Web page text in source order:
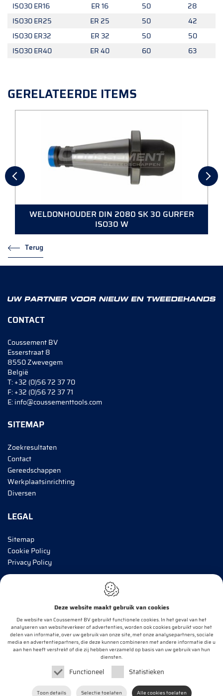
ISO30 ER16
ER 16 50
28
ISO30 ER25
ER 25 50
42
ISO30 ER32
ER 32 50
50
ISO30 ER40
ER 40 60 63
GERELATEERDE ITEMS
WELDONHOUDER DIN 2080 SK 30 GURFER
ISO30 W
Terug
CONTACT
Coussement BV
Esserstraat 8
8550 Zwevegem
België
T:+32 (0)56 72 37 70
F:+32 (0)56 72 37 71
E:info@coussementtools.com
SITEMAP
Zoekresultaten
Contact
Gereedschappen
Werkplaatsinrichting
Diversen
LEGAL
Sitemap
Cookie Policy
Privacy Policy
BRENG MIJ OP DE HOOGTE!
E-mail*
OK
IDcreation2020
Deze website maakt gebruik van cookies
De website van Coussement BV gebruikt functionele cookies. In het geval van het
analyseren van websiteverkeer of advertenties, worden ook cookies gebruikt voor het
delen van informatie, over uw gebruik van onze site, met onze analysepartners, sociale
media en advertentiepartners, die deze kunnen combineren met andere informatie die u
aan hen heeft verstrekt of die zij hebben verzameld op basis van uw gebruik van hun
diensten.
Functioneel Statistieken
Toon details Selectie toelaten Alle cookies toelaten